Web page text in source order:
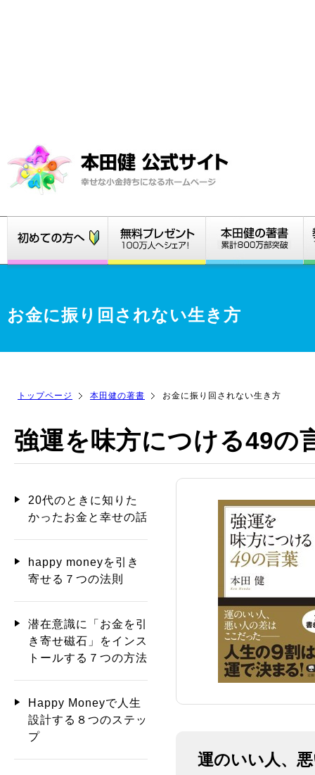
お金に振り回されない生き方
トップページ 本田健の著書 お金に振り回されない生き方
強運を味方につける49の
運のいい人、
20代のときに知りた
かったお金と幸せの話
happy moneyを引き
寄せる７つの法則
潜在意識に「お金を引
き寄せ磁石」をインス
トールする７つの方法
Happy Moneyで人生
設計する８つのステッ
プ